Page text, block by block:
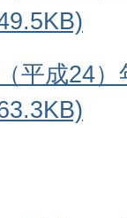
平成24